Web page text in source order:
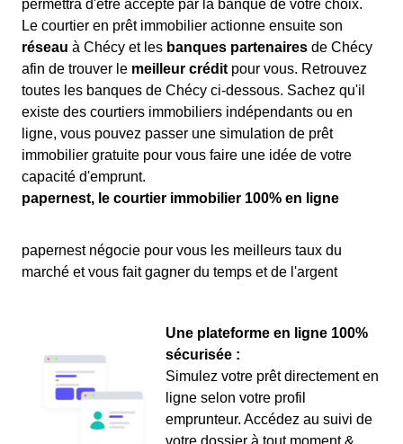
permettra d'être accepté par la banque de votre choix.
Le courtier en prêt immobilier actionne ensuite son
réseau à Chécy et les banques partenaires de Chécy
afin de trouver le meilleur crédit pour vous. Retrouvez
toutes les banques de Chécy ci-dessous. Sachez qu'il
existe des courtiers immobiliers indépendants ou en
ligne, vous pouvez passer une simulation de prêt
immobilier gratuite pour vous faire une idée de votre
capacité d'emprunt.
papernest, le courtier immobilier 100% en ligne
papernest négocie pour vous les meilleurs taux du
marché et vous fait gagner du temps et de l'argent
Une plateforme en ligne 100%
sécurisée :
Simulez votre prêt directement en
ligne selon votre profil
emprunteur. Accédez au suivi de
votre dossier à tout moment &